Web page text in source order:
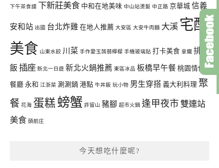
下午茶食譜 下新莊美食 中和在地美味 中山站燙髮 中正路 京華城 信義
安和站 出國 台北炸雞 在地人推薦 大安區 大安牛肉麵 大溪 宅配
美食 山東水餃 川菜 手作愛玉蒟蒻檸檬 手機玻璃貼 打卡美食 拿鐵 排骨
飯 插座 新北一日遊 新北火鍋推薦 東區冰品 板橋早午餐 桃園情侶
餐廳 永和 江浙菜 涮涮鍋 港點 牛丼飯 玩小物 男生穿搭 義大利料理 聚
餐 花海 蛋糕 螃蟹 許留山 豬腳 超市火鍋 逢甲夜市 雙連站
美食 頭前庄
今天想吃什麼呢?